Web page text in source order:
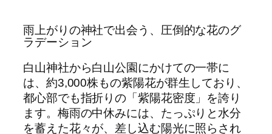
雨上がりの神社で出会う、圧倒的な花のグ
ラデーション
白山神社から白山公園にかけての一帯に
は、約3,000株もの紫陽花が群生しており、
都心部でも指折りの「紫陽花密度」を誇り
ます。梅雨の中休みには、たっぷりと水分
を蓄えた花々が、差し込む陽光に照らされ